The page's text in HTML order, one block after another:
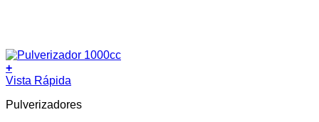
+
Vista Rápida
Pulverizadores